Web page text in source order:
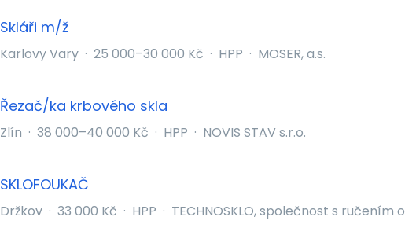
Skláři m/ž
Karlovy Vary · 25 000–30 000 Kč · HPP · MOSER, a.s.
Řezač/ka krbového skla
Zlín · 38 000–40 000 Kč · HPP · NOVIS STAV s.r.o.
SKLOFOUKAČ
Držkov · 33 000 Kč · HPP · TECHNOSKLO, společnost s ručením